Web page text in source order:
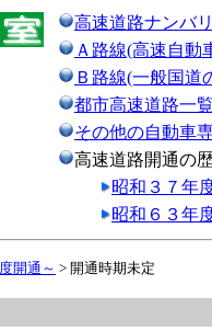
高速道路ナンバ
Ａ路線(高速自動
Ｂ路線(一般国道
都市高速道路一
その他の自動車
高速道路開通の
昭和３７年
昭和６３年
開通～ > 開通時期未定